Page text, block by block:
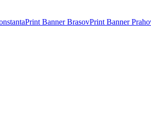
Print BannerBrasovPrint Banner